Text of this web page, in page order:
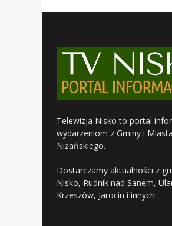
Telewizja Nisko to portal
wydarzeniom z Gminy i
Niżańskiego.
Dostarczamy aktualności z
Nisko, Rudnik nad Sanem,
Krzeszów, Jarocin i innych.